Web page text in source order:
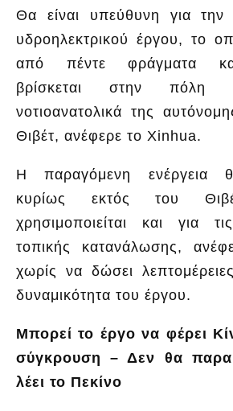
Θα είναι υπεύθυνη για την
υδροηλεκτρικού έργου, το
από πέντε φράγματα
βρίσκεται στην πόλη
νοτιοανατολικά της
Θιβέτ, ανέφερε το Xinhua.
Η παραγόμενη ενέργεια
κυρίως εκτός του
χρησιμοποιείται και για
τοπικής κατανάλωσης,
χωρίς να δώσει
δυναμικότητα του έργου.
Μπορεί το έργο να φέρει
σύγκρουση – Δεν θα
λέει το Πεκίνο